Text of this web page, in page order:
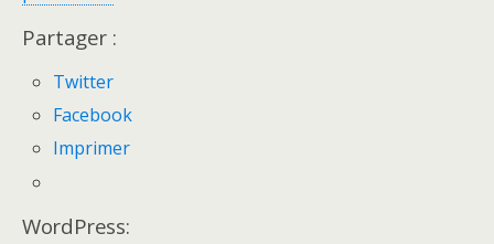
Partager :
Twitter
Facebook
Imprimer
WordPress: